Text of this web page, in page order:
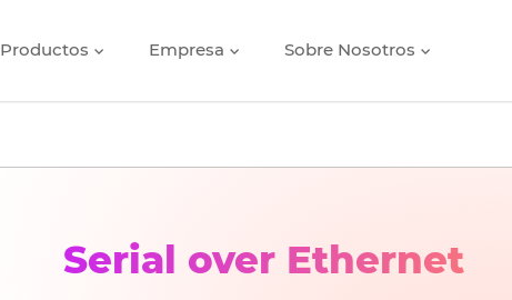
Productos Empresa Sobre Nosotros
Serial over Ethernet